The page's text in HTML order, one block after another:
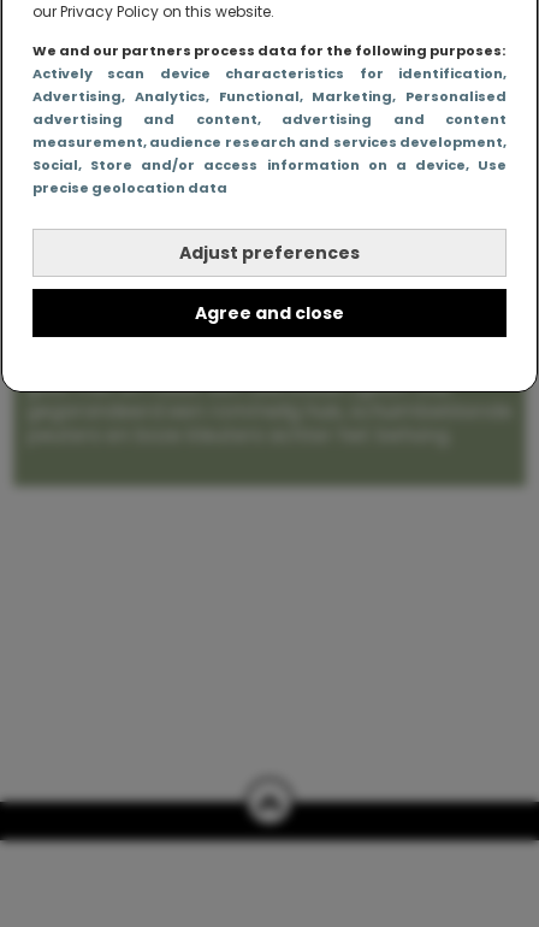
our Privacy Policy on this website.
We and our partners process data for the following purposes:
Actively scan device characteristics for identification,
Advertising, Analytics, Functional, Marketing, Personalised
advertising and content, advertising and content
measurement, audience research and services development,
Social, Store and/or access information on a device, Use
precise geolocation data
Adjust preferences
Agree and close
Me to We – online magazine voor ouders met
een leven
Me to We is het tegengeluid op alle zoete verhalen
over ouderschap. We laten zien hoe het vaak écht
is om moeder te zijn en blijven genadeloos
realistisch. Altijd met een vette knipoog, maar wel
gaat met en naast een (eenouder)gezin. Dus